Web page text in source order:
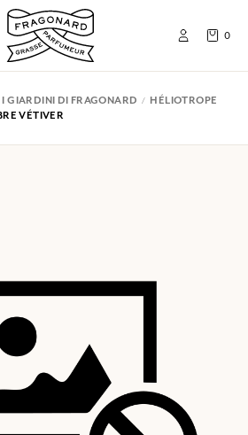
0
I GIARDINI DI FRAGONARD
HÉLIOTROPE
VÉTIVER